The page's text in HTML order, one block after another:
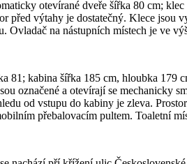
otevírané dveře šířka 80 cm;
před výtahy je dostatečný. Klece jsou
Ovladač na nástupních místech je ve
81; kabina šířka 185 cm, hloubka 179
označené a otevírají se mechanicky
od vstupu do kabiny je zleva.
přebalovacím pultem. Toaletní